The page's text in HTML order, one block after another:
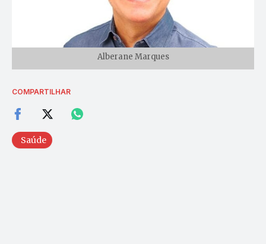
Alberane Marques
COMPARTILHAR
Saúde